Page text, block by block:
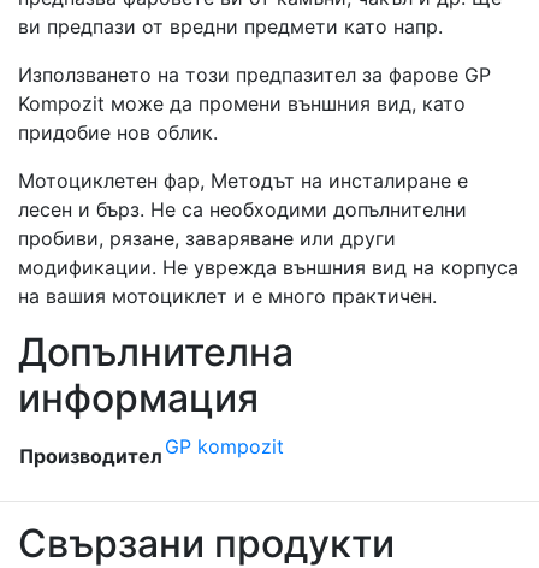
ви предпази от вредни предмети като напр.
Използването на този предпазител за фарове GP
Kompozit може да промени външния вид, като
придобие нов облик.
Мотоциклетен фар, Методът на инсталиране е
лесен и бърз. Не са необходими допълнителни
пробиви, рязане, заваряване или други
модификации. Не уврежда външния вид на корпуса
на вашия мотоциклет и е много практичен.
Допълнителна
информация
Производител GP kompozit
Свързани продукти